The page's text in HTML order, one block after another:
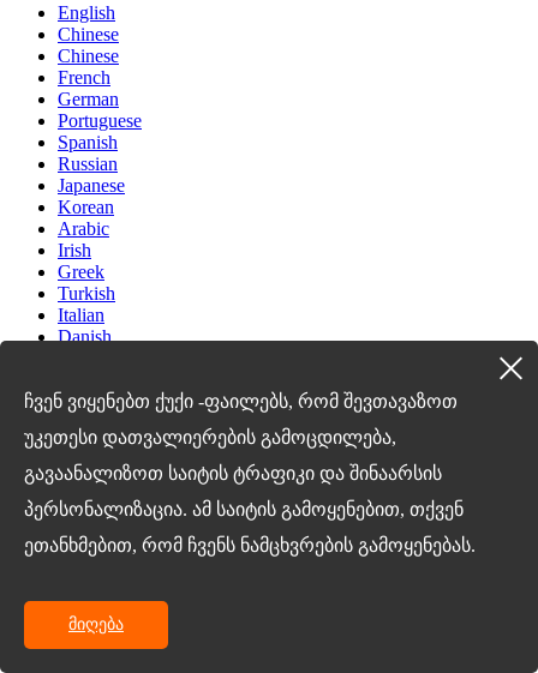
English
Chinese
Chinese
French
German
Portuguese
Spanish
Russian
Japanese
Korean
Arabic
Irish
Greek
Turkish
Italian
Danish
Czech
Afrikaans
Swedish
Polish
Basque
Catalan
Esperanto
Hindi
Amharic
Armenian
ჩვენ ვიყენებთ ქუქი -ფაილებს, რომ შევთავაზოთ
უკეთესი დათვალიერების გამოცდილება,
გავაანალიზოთ საიტის ტრაფიკი და შინაარსის
პერსონალიზაცია. ამ საიტის გამოყენებით, თქვენ
ეთანხმებით, რომ ჩვენს ნამცხვრების გამოყენებას.
მიღება